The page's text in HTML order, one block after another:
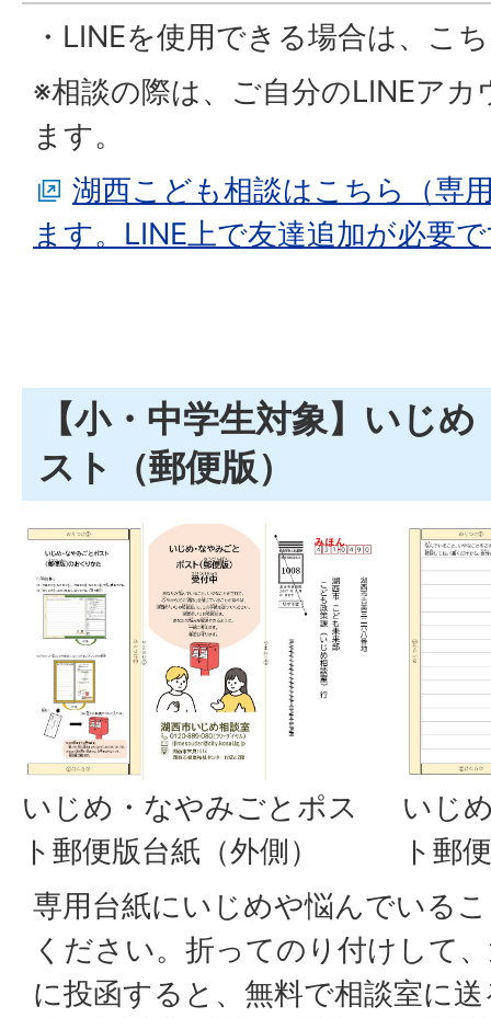
・LINEを使用できる場合は、こ
※相談の際は、ご自分のLINEア
ます。
湖西こども相談はこちら（専
ます。LINE上で友達追加が必要
【小・中学生対象】いじ
スト（郵便版）
いじめ・なやみごとポス
ト郵便版台紙（外側）
いじ
ト郵
専用台紙にいじめや悩んでいる
ください。折ってのり付けして
に投函すると、無料で相談室に